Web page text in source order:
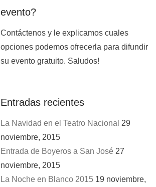
evento?
Contáctenos y le explicamos cuales
opciones podemos ofrecerla para difundir
su evento gratuito. Saludos!
Entradas recientes
La Navidad en el Teatro Nacional 29
noviembre, 2015
Entrada de Boyeros a San José 27
noviembre, 2015
La Noche en Blanco 2015 19 noviembre,